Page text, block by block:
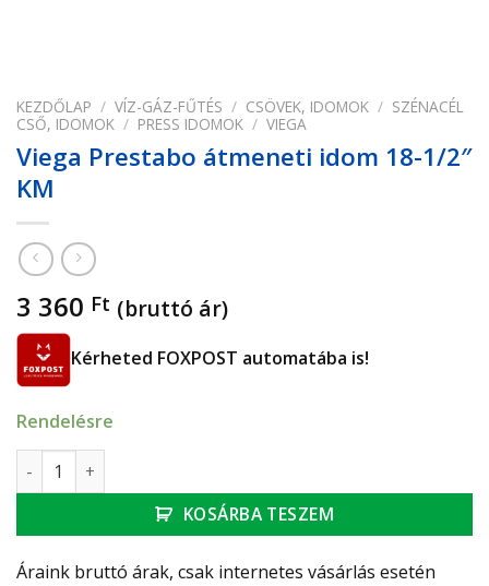
KEZDŐLAP / VÍZ-GÁZ-FŰTÉS / CSÖVEK, IDOMOK / SZÉNACÉL
CSŐ, IDOMOK / PRESS IDOMOK / VIEGA
Viega Prestabo átmeneti idom 18-1/2″
KM
3 360 Ft (bruttó ár)
Kérheted FOXPOST automatába is!
Rendelésre
Viega Prestabo átmeneti idom 18-1/2" KM mennyiség
KOSÁRBA TESZEM
Áraink bruttó árak, csak internetes vásárlás esetén